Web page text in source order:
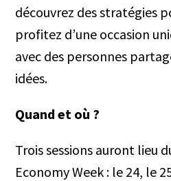
découvrez des stratégies
profitez d’une occasion
avec des personnes
idées.
Quand et où ?
Trois sessions auront lieu
Economy Week : le 24, le